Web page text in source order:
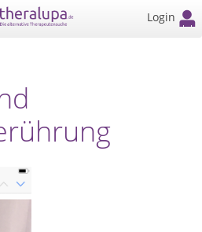
Login